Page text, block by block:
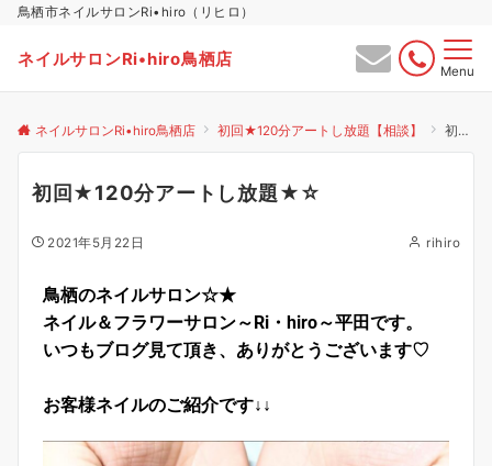
鳥栖市ネイルサロンRi•hiro（リヒロ）
ネイルサロンRi•hiro鳥栖店
Menu
ネイルサロンRi•hiro鳥栖店 初回★120分アートし放題【相談】 初回★120分アートし放題★☆
初回★120分アートし放題★☆
2021年5月22日 rihiro
鳥栖のネイルサロン☆★
ネイル＆フラワーサロン～Ri・hiro～平田です。
いつもブログ見て頂き、ありがとうございます♡
お客様ネイルのご紹介です↓↓